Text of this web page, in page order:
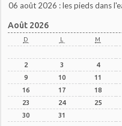
06 août 2026 : les pieds dans
Août 2026
D L M
2
3 4
9
10 11
16
17 18
23
24 25
30
31